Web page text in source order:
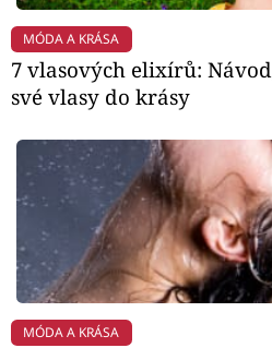
MÓDA A KRÁSA
7 vlasových elixírů:
své vlasy do krásy
MÓDA A KRÁSA